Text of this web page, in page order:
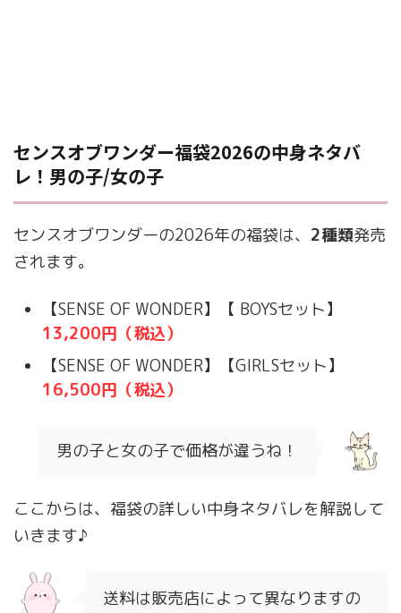
センスオブワンダー福袋2026の中身ネタバ
レ！男の子/女の子
センスオブワンダーの2026年の福袋は、 2種類発売
されます。
【SENSE OF WONDER】【 BOYSセット】
13,200円（税込）
【SENSE OF WONDER】【GIRLSセット】
16,500円（税込）
男の子と女の子で価格が違うね！
ここからは、福袋の詳しい中身ネタバレを解説して
いきます♪
送料は販売店によって異なりますの